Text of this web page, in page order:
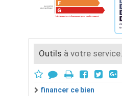
Outils à votre service...
financer ce bien